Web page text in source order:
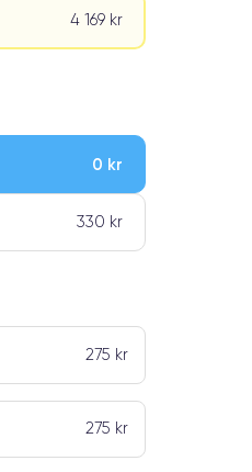
4 169 kr
0 kr
330 kr
275 kr
275 kr